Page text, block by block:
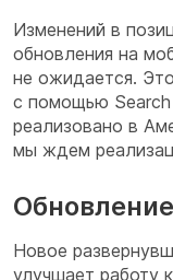
Изменений в
обновления на
не ожидается.
с помощью Search
реализовано в
мы ждем
Новое
улучшает работу